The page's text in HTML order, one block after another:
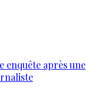
enquête après une